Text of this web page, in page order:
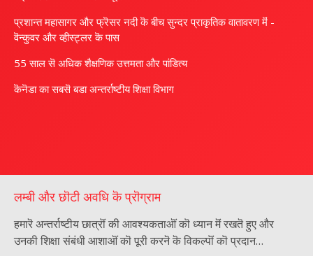
प्रशान्त महासागर और फ्रॆसर नदी कॆ बीच सुन्दर प्राकृतिक वातावरण मॆं ‍-
वॆन्कुवर और व्हीस्ट्लर कॆ पास
55 साल सॆ अधिक शैक्षणिक उत्तमता और पांडित्य
कॆनॆडा का सबसॆ बडा अन्तर्राष्टीय शिक्षा विभाग
लम्बी और छॊटी अवधि कॆ प्रॊग्राम
हमारॆ अन्तर्राष्टीय छात्रॊं की आवश्यकताऒं कॊ ध्यान मॆं रखतॆ हुए और
उनकी शिक्षा संबंधी आशाऒं कॊ पूरी करनॆ कॆ विकल्पॊं कॊ प्रदान…